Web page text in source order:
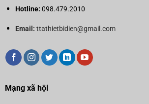
Hotline: 098.479.2010
Email: ttathietbidien@gmail.com
Mạng xã hội